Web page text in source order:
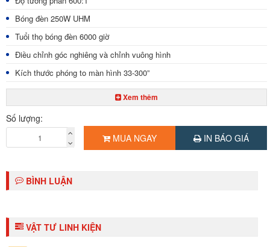
Bóng đèn 250W UHM
Tuổi thọ bóng đèn 6000 giờ
Điều chỉnh góc nghiêng và chỉnh vuông hình
Kích thước phóng to màn hình 33-300”
LAN (RJ-45x1, 10Base-T/100Base-TX)
Cổng kết nối: HDMI, DVI-I, D-SUB HD
Wireless projector for iOS
Công suất 330W
Trọng lượng 6.0kg
Xem thêm
Số lượng:
MUA NGAY
IN BÁO GIÁ
BÌNH LUẬN
VẬT TƯ LINH KIỆN